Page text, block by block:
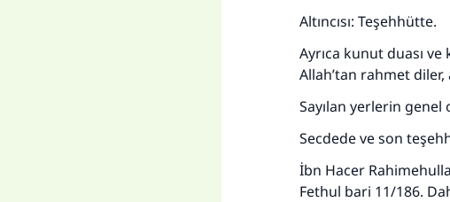
Altıncısı: Teşehhütte.
Ayrıca kunut duası
Allah’tan rahmet diler,
Sayılan yerlerin
Secdede ve son
İbn Hacer
Fethul bari 11/186.